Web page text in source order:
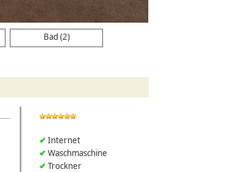
Bad (2)
Internet
Waschmaschine
Trockner